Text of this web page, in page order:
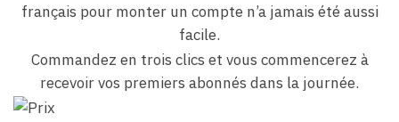
français pour monter un compte n’a jamais été aussi
facile.
Commandez en trois clics et vous commencerez à
recevoir vos premiers abonnés dans la journée.